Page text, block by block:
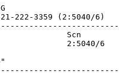
222-3359 (2:5040/6)
2:5040/6